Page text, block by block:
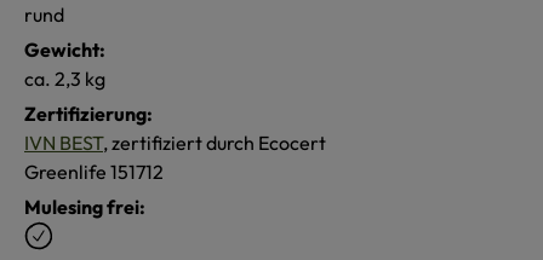
rund
Gewicht:
ca. 2,3 kg
Zertifizierung:
IVN BEST, zertifiziert durch Ecocert
Greenlife 151712
Mulesing frei: